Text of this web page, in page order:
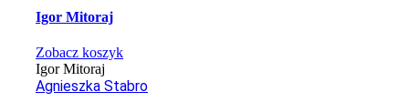
Igor Mitoraj
Zobacz koszyk
Igor Mitoraj
Agnieszka Stabro